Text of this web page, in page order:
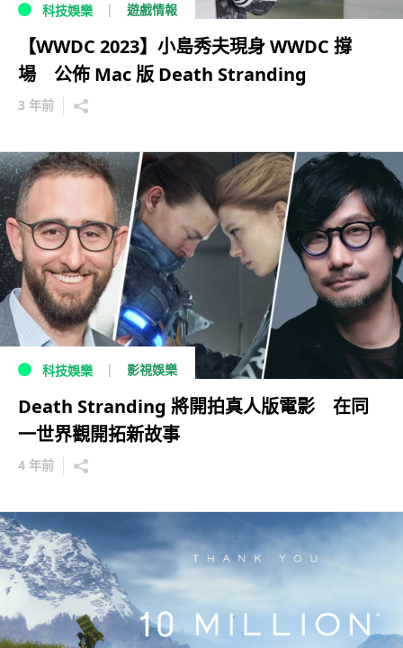
科技娛樂 遊戲情報
【WWDC 2023】小島秀夫現身 WWDC 撐
場 公佈 Mac 版 Death Stranding
3 年前
科技娛樂 影視娛樂
Death Stranding 將開拍真人版電影 在同
一世界觀開拓新故事
4 年前